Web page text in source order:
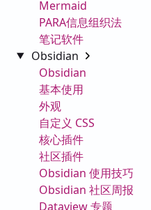
Mermaid
PARA信息组织法
笔记软件
Obsidian
Obsidian
基本使用
外观
自定义 CSS
核心插件
社区插件
Obsidian 使用技巧
Obsidian 社区周报
Dataview 专题